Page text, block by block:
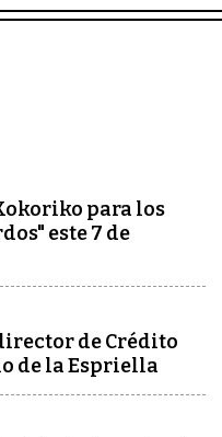
para los
este 7 de
de Crédito
de la Espriella